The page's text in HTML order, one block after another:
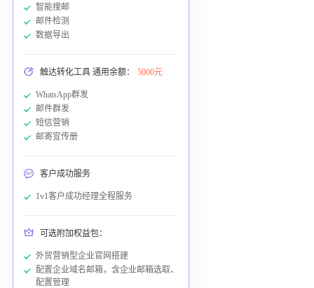
智能搜邮
邮件检测
数据导出
触达转化工具 通用余额： 5000元
WhatsApp群发
邮件群发
短信营销
邮寄宣传册
客户成功服务
1v1客户成功经理全程服务
可选附加权益包：
外贸营销型企业官网搭建
配置企业域名邮箱，含企业邮箱选取、
配置管理